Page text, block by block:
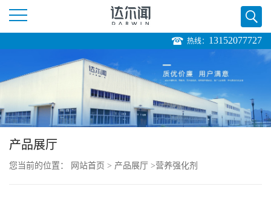
司
首
页
公
热线： 13152077727
产品展厅
您当前的位置： 网站首页 > 产品展厅 >营养强化剂